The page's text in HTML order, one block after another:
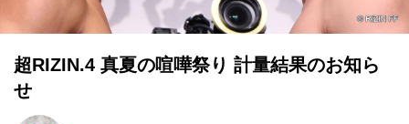
超RIZIN.4 真夏の喧嘩祭り 計量結果のお知ら
せ